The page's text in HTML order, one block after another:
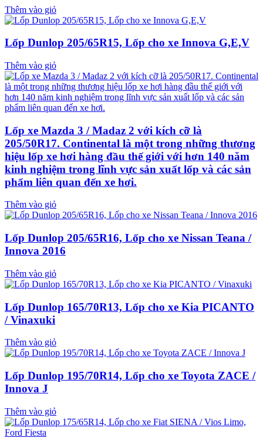
Thêm vào giỏ
Lốp Dunlop 205/65R15, Lốp cho xe Innova G,E,V
Thêm vào giỏ
Lốp xe Mazda 3 / Madaz 2 với kích cỡ là
205/50R17. Continental là một trong những thương
hiệu lốp xe hơi hàng đầu thế giới với hơn 140 năm
kinh nghiệm trong lĩnh vực sản xuất lốp và các sản
phẩm liên quan đến xe hơi.
Thêm vào giỏ
Lốp Dunlop 205/65R16, Lốp cho xe Nissan Teana /
Innova 2016
Thêm vào giỏ
Lốp Dunlop 165/70R13, Lốp cho xe Kia PICANTO
/ Vinaxuki
Thêm vào giỏ
Lốp Dunlop 195/70R14, Lốp cho xe Toyota ZACE /
Innova J
Thêm vào giỏ